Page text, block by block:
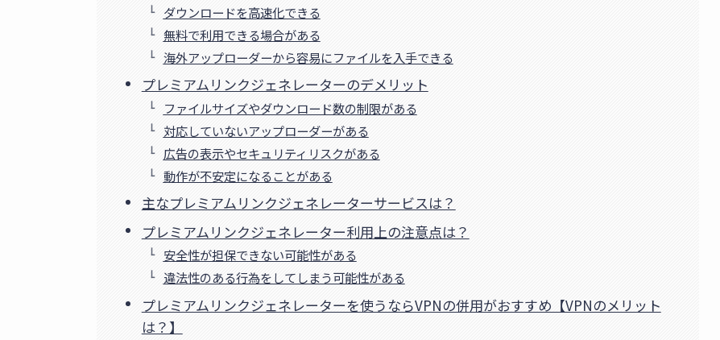
ダウンロードを高速化できる
無料で利用できる場合がある
海外アップローダーから容易にファイルを入手できる
プレミアムリンクジェネレーターのデメリット
ファイルサイズやダウンロード数の制限がある
対応していないアップローダーがある
広告の表示やセキュリティリスクがある
動作が不安定になることがある
主なプレミアムリンクジェネレーターサービスは？
プレミアムリンクジェネレーター利用上の注意点は？
安全性が担保できない可能性がある
違法性のある行為をしてしまう可能性がある
プレミアムリンクジェネレーターを使うならVPNの併用がおすすめ【VPNのメリット
は？】